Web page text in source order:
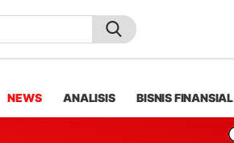
NEWS ANALISIS BISNIS FINANSIAL